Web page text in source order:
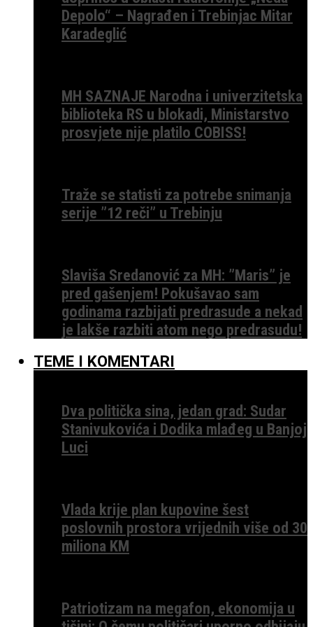
Depolo“ – Nagrađen i Trebinjac Mitar
Karadeglić
MH SAZNAJE Narodna i univerzitetska
biblioteka RS u blokadi, Ministarstvo
prosvjete nije platilo COBISS!
Traže se statisti za potrebe snimanja
serije ”12 reči” u Trebinju
Slaviša Sredanović za MH: ”Maris” je
pred gašenjem! Pokušavao sam
godinama razbijati predrasude a nekad
je lakše razbiti atom nego predrasudu!
TEME I KOMENTARI
Dva politička sina, jedan grad: Sudar
Stanivukovića i Dodika mlađeg u Banjoj
Luci
Vlada krije plan kupovine šest
poslovnih prostora vrijednih više od 30
miliona KM
Patriotizam na megafon, ekonomija u